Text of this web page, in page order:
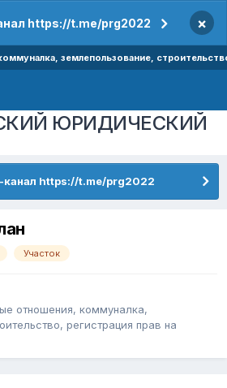
https://t.me/prg2022 ×
землепользование,
ЮРИДИЧЕСКИЙ
канал https://t.me/prg2022
Участок
отношения, коммуналка,
регистрация прав на